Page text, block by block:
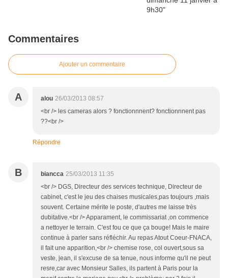
Commentaires
Ajouter un commentaire
A alou 26/03/2013 08:57
<br /> les cameras alors ? fonctionnnent? fonctionnnent pas
??<br />
Répondre
B biancca 25/03/2013 11:35
<br /> DGS, Directeur des services technique, Directeur de
cabinet, c'est le jeu des chaises musicales,pas toujours ,mais
souvent. Certaine mérite le poste, d'autres me laisse très
dubitative.<br /> Apparament, le commissariat ,on commence
a nettoyer le terrain. C'est fou ce que ça bouge! Mais le maire
continue à parler sans réfléchir. Au repas Atout Coeur-FNACA,
il fait une apparition,<br /> chemise rose, col ouvert,sous sa
veste, jean, il s'excuse de sa tenue, nous informe qu'il ne peut
resre,car avec Monsieur Salles, ils partent à Paris pour la